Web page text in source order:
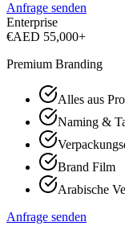
Anfrage senden
Enterprise
€AED 55,000+
Premium Branding
Alles aus
Naming &
Brand Film
Arabische
Anfrage senden